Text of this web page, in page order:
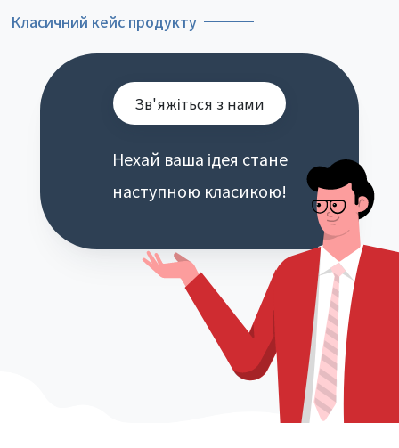
Класичний кейс продукту
Зв'яжіться з нами
Нехай ваша ідея стане
наступною класикою!